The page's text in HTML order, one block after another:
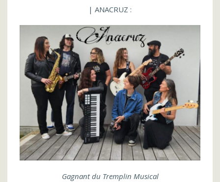
| ANACRUZ :
Gagnant du Tremplin Musical